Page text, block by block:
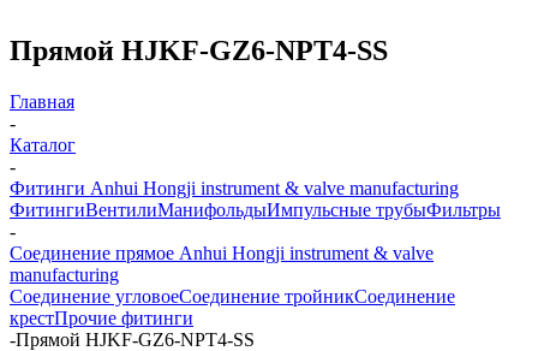
Прямой HJKF-GZ6-NPT4-SS
Главная
-
Каталог
-
Фитинги Anhui Hongji instrument & valve manufacturing
ФитингиВентилиМанифольдыИмпульсные трубыФильтры
-
Соединение прямое Anhui Hongji instrument & valve
manufacturing
Соединение угловоеСоединение тройникСоединение
крестПрочие фитинги
-Прямой HJKF-GZ6-NPT4-SS